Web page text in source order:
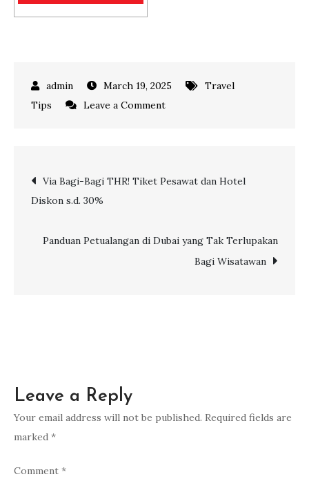
March 19, 2025
Travel
Tips
Leave a Commenton
Lebaran
Aman
Post
Via Bagi-Bagi THR! Tiket Pesawat dan Hotel
Diskon s.d. 30%
Panduan Petualangan di Dubai yang Tak Terlupakan
Bagi Wisatawan
Leave a Reply
Your email address will not be published. Required fields are
marked *
Comment *